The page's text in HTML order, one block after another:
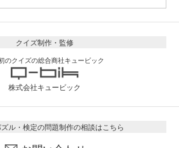
クイズ制作・監修
のクイズの総合商社キュービック
株式会社キュービック
ル・検定の問題制作の相談はこちら